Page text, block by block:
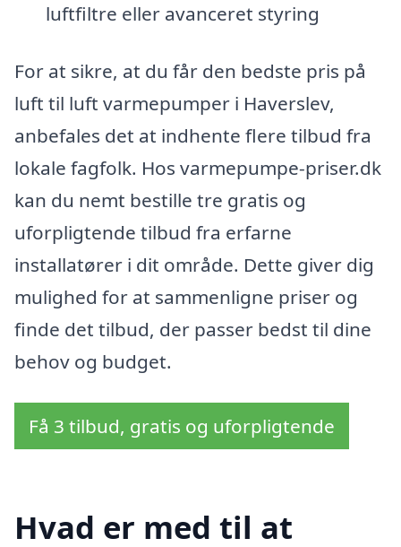
luftfiltre eller avanceret styring
For at sikre, at du får den bedste pris på
luft til luft varmepumper i Haverslev,
anbefales det at indhente flere tilbud fra
lokale fagfolk. Hos varmepumpe-priser.dk
kan du nemt bestille tre gratis og
uforpligtende tilbud fra erfarne
installatører i dit område. Dette giver dig
mulighed for at sammenligne priser og
finde det tilbud, der passer bedst til dine
behov og budget.
Få 3 tilbud, gratis og uforpligtende
Hvad er med til at